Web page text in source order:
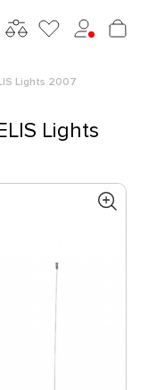
Lights 2007
Lights